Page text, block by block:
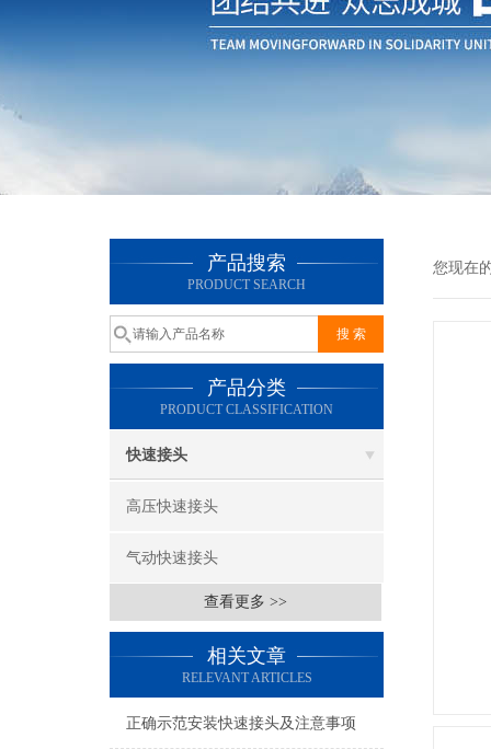
产品搜索
PRODUCT SEARCH
产品分类
PRODUCT CLASSIFICATION
快速接头
高压快速接头
气动快速接头
查看更多 >>
相关文章
RELEVANT ARTICLES
正确示范安装快速接头及注意事项
您现在